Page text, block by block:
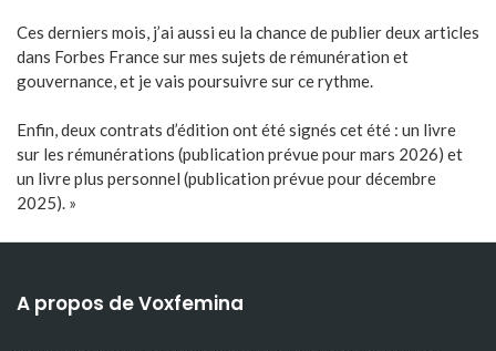
Ces derniers mois, j’ai aussi eu la chance de publier deux articles
dans Forbes France sur mes sujets de rémunération et
gouvernance, et je vais poursuivre sur ce rythme.
Enfin, deux contrats d’édition ont été signés cet été : un livre
sur les rémunérations (publication prévue pour mars 2026) et
un livre plus personnel (publication prévue pour décembre
2025). »
A propos de Voxfemina